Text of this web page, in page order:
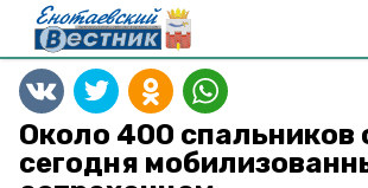
Около 400 спальников
сегодня